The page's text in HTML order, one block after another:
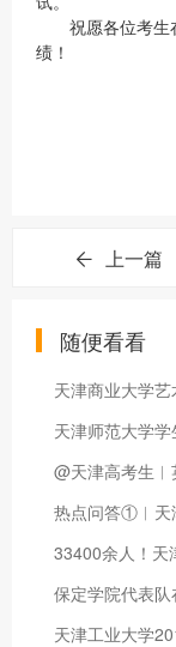
祝愿各位考生
绩！
上一篇
随便看看
热点问答①︱天
33400余人！天
天津工业大学